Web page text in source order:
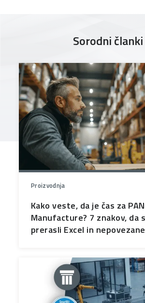
Sorodni članki
Proizvodnja
Kako veste, da je čas za
Manufacture? 7 znakov, da
prerasli Excel in